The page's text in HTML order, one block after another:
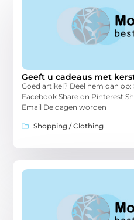
Geeft u cadeaus met
Goed artikel? Deel hem dan
Facebook Share on Pinterest
Email De dagen worden
Shopping / Clothing